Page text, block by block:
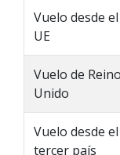
Vuelo desde
UE
Vuelo de
Unido
Vuelo desde
tercer país